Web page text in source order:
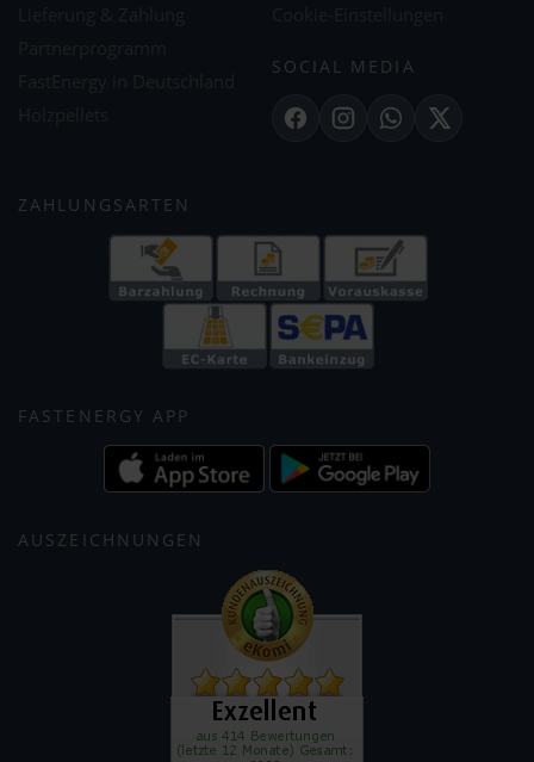
SOCIAL MEDIA
FacebookInstagramWhatsApp
X
ZAHLUNGSARTEN
FASTENERGY APP
AUSZEICHNUNGEN